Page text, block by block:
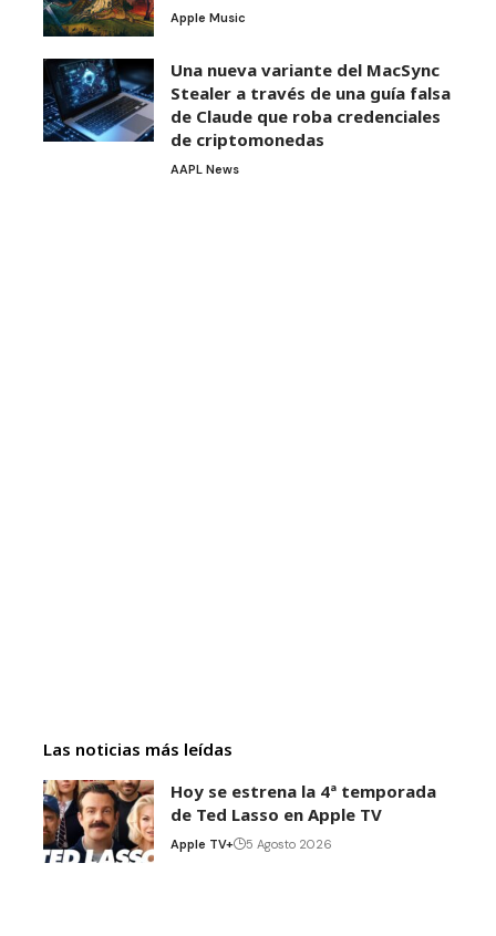
Apple Music
Una nueva variante del MacSync
Stealer a través de una guía falsa
de Claude que roba credenciales
de criptomonedas
AAPL News
Las noticias más leídas
Hoy se estrena la 4ª temporada
de Ted Lasso en Apple TV
Apple TV+ 5 Agosto 2026